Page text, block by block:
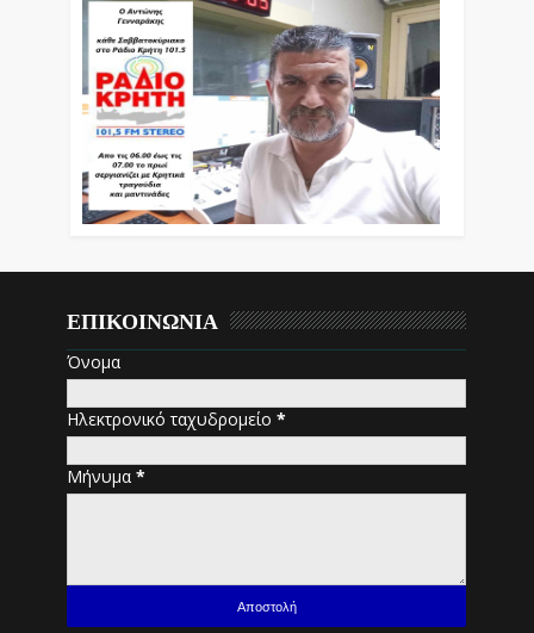
ΕΠΙΚΟΙΝΩΝΙΑ
Όνομα
Ηλεκτρονικό ταχυδρομείο*
Μήνυμα*